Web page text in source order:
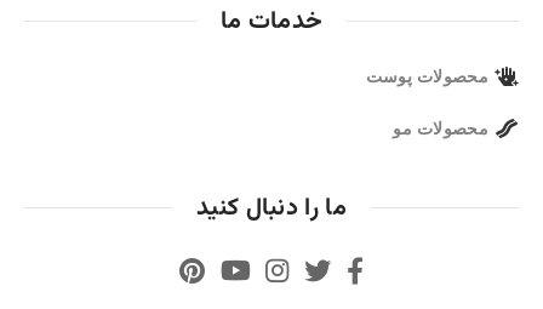
خدمات ما
محصولات پوست
محصولات مو
ما را دنبال کنید